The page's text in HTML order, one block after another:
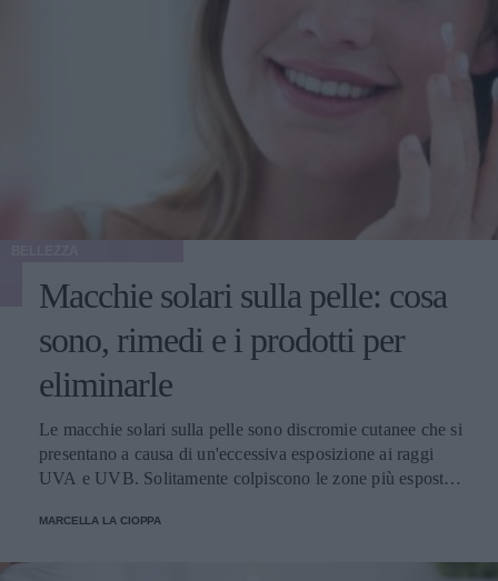
Macchie solari sulla pelle: cosa
sono, rimedi e i prodotti per
eliminarle
Le macchie solari sulla pelle sono discromie cutanee che si
presentano a causa di un'eccessiva esposizione ai raggi
UVA e UVB. Solitamente colpiscono le zone più esposte,
attenuarle e i prodotti migliori per schiarirle.
MARCELLA LA CIOPPA